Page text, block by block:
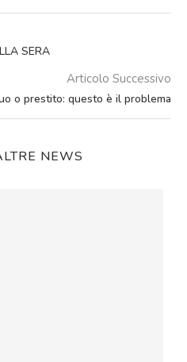
SERA
Articolo Successivo
o prestito: questo è il problema
NEWS